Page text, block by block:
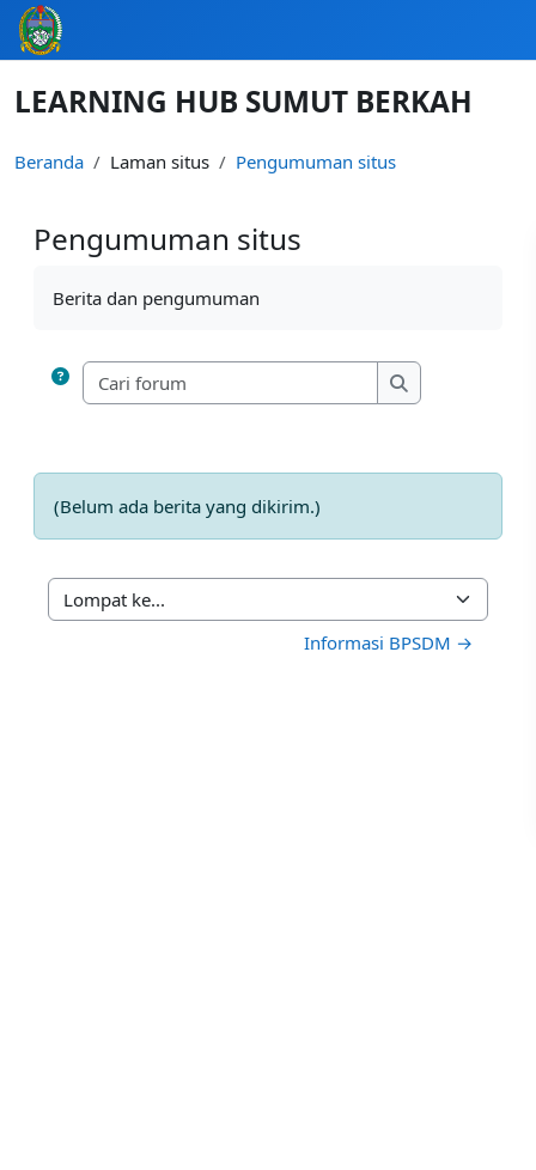
Lewati ke konten utama
LEARNING HUB SUMUT BERKAH
Beranda Laman situs Pengumuman situs
Pengumuman situs
Berita dan pengumuman
Cari forum
Cari forum
(Belum ada berita yang dikirim.)
Lompat ke...
Informasi BPSDM →